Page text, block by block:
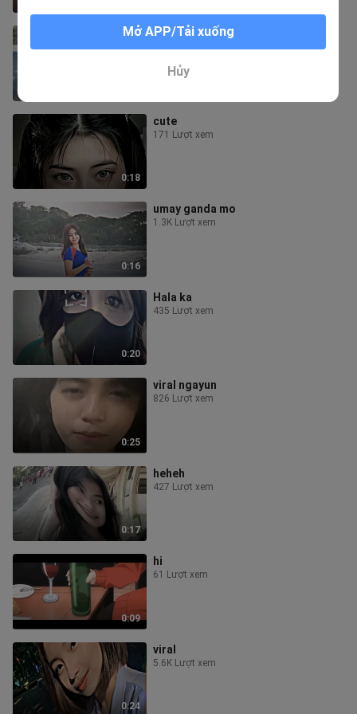
Bata Yan guys
0:18
cute
171 Lượt xem
0:16
umay ganda mo
1.3K Lượt xem
0:20
Hala ka
435 Lượt xem
0:25
viral ngayun
826 Lượt xem
0:17
heheh
427 Lượt xem
0:09
hi
61 Lượt xem
0:24
viral
5.6K Lượt xem
Mở APP/Tải xuống
Hủy